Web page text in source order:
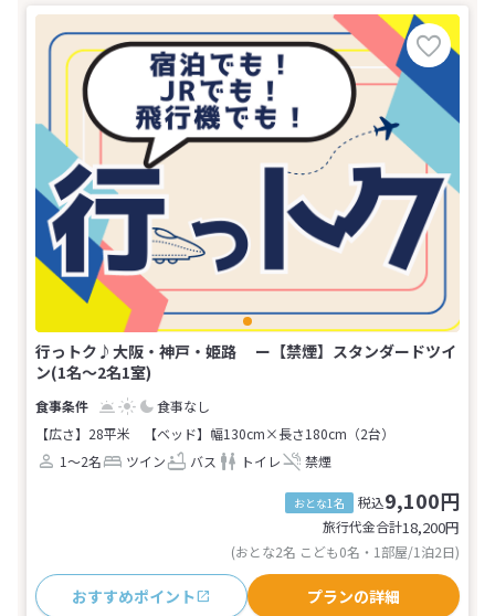
行っトク♪大阪・神戸・姫路 ー【禁煙】スタンダードツイ
ン(1名～2名1室)
食事なし
【広さ】28平米
【ベッド】幅130cm×長さ180cm（2台）
1～2名
ツイン バス トイレ 禁煙
おとな1名 税込9,100円
旅行代金合計18,200円
(おとな2名 こども0名・1部屋/1泊2日)
おすすめポイント プランの詳細